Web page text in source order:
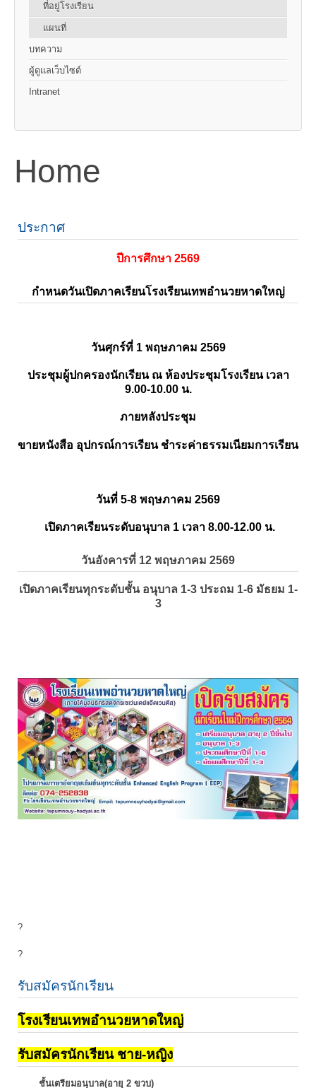
ที่อยู่โรงเรียน
แผนที่
บทความ
ผู้ดูแลเว็บไซต์
Intranet
Home
ประกาศ
ปีการศึกษา 2569
กำหนดวันเปิดภาคเรียนโรงเรียนเทพอำนวยหาดใหญ่
วันศุกร์ที่ 1 พฤษภาคม 2569
ประชุมผู้ปกครองนักเรียน ณ ห้องประชุมโรงเรียน เวลา
9.00-10.00 น.
ภายหลังประชุม
ขายหนังสือ อุปกรณ์การเรียน ชำระค่าธรรมเนียมการเรียน
วันที่ 5-8 พฤษภาคม 2569
เปิดภาคเรียนระดับอนุบาล 1 เวลา 8.00-12.00 น.
วันอังคารที่ 12 พฤษภาคม 2569
เปิดภาคเรียนทุกระดับชั้น อนุบาล 1-3 ประถม 1-6 มัธยม 1-
3
?
?
รับสมัครนักเรียน
โรงเรียนเทพอำนวยหาดใหญ่
รับสมัครนักเรียน ชาย-หญิง
ชั้นเตรียมอนุบาล(อายุ 2 ขวบ)